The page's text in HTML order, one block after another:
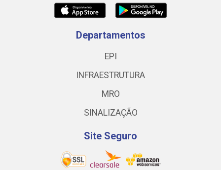
Departamentos
EPI
INFRAESTRUTURA
MRO
SINALIZAÇÃO
Site Seguro